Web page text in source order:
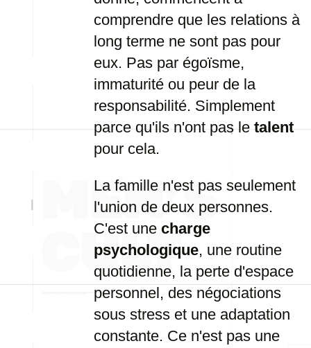
comprendre que les relations à
long terme ne sont pas pour
eux. Pas par égoïsme,
immaturité ou peur de la
responsabilité. Simplement
parce qu'ils n'ont pas le talent
pour cela.
La famille n'est pas seulement
l'union de deux personnes.
C'est une charge
psychologique, une routine
quotidienne, la perte d'espace
personnel, des négociations
sous stress et une adaptation
constante. Ce n'est pas une